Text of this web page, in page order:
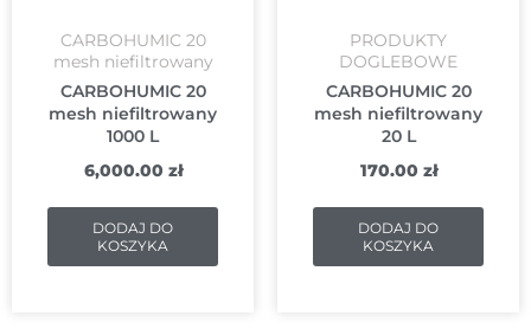
CARBOHUMIC 20
mesh niefiltrowany
CARBOHUMIC 20
mesh niefiltrowany
1000 L
6,000.00 zł
DODAJ DO
KOSZYKA
PRODUKTY
DOGLEBOWE
CARBOHUMIC 20
mesh niefiltrowany
20 L
170.00 zł
DODAJ DO
KOSZYKA